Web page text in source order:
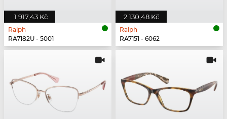
1 917,43 Kč
Ralph
RA7182U - 5001
2 130,48 Kč
Ralph
RA7151 - 6062